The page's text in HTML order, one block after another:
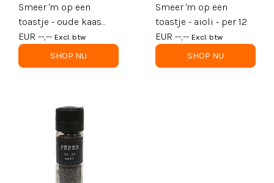
Smeer 'm op een
toastje - oude kaas
tapenade - per 12
EUR --,-- Excl. btw
SHOP NU
Smeer 'm op een
toastje - aioli - per 12
EUR --,-- Excl. btw
SHOP NU